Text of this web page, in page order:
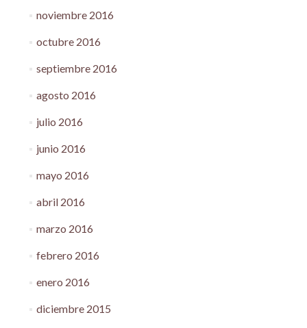
noviembre 2016
octubre 2016
septiembre 2016
agosto 2016
julio 2016
junio 2016
mayo 2016
abril 2016
marzo 2016
febrero 2016
enero 2016
diciembre 2015